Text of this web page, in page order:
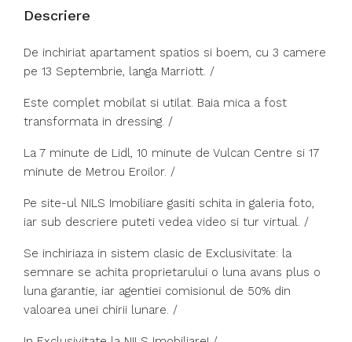
Descriere
De inchiriat apartament spatios si boem, cu 3 camere
pe 13 Septembrie, langa Marriott. /
​Este complet mobilat si utilat. Baia mica a fost
transformata in dressing. /
​La 7 minute de Lidl, 10 minute de Vulcan Centre si 17
minute de Metrou Eroilor. /
​Pe site-ul NILS Imobiliare gasiti schita in galeria foto,
iar sub descriere puteti vedea video si tur virtual. /
​Se inchiriaza in sistem clasic de Exclusivitate: la
semnare se achita proprietarului o luna avans plus o
luna garantie, iar agentiei comisionul de 50% din
valoarea unei chirii lunare. /